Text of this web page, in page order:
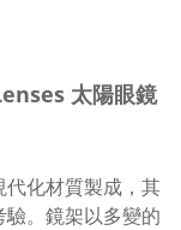
太陽眼鏡
代化材質製成，其
。鏡架以多變的